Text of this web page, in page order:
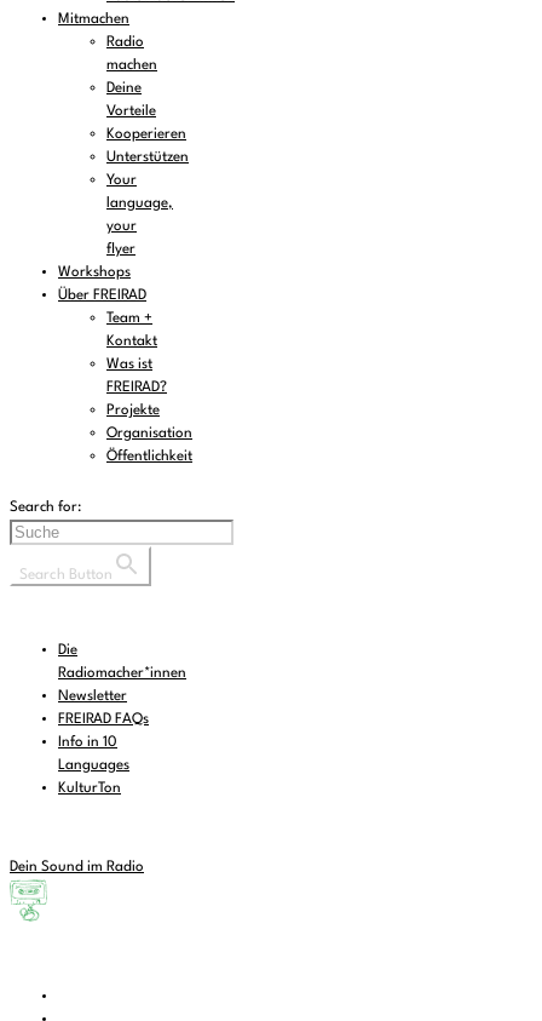
Mitmachen
Radio
machen
Deine
Vorteile
Kooperieren
Unterstützen
Your
language,
your
flyer
Workshops
Über FREIRAD
Team +
Kontakt
Was ist
FREIRAD?
Projekte
Organisation
Öffentlichkeit
Search for:
Search Button
Die
Radiomacher*innen
Newsletter
FREIRAD FAQs
Info in 10
Languages
KulturTon
Dein Sound im Radio